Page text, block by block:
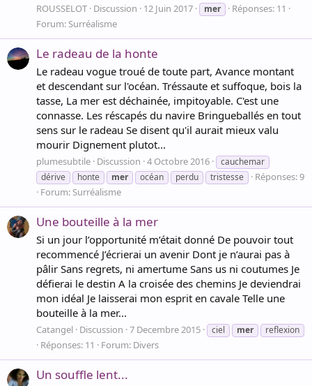
ROUSSELOT Discussion 12 Juin 2017 mer
Réponses: 11
Forum: Surréalisme
Le radeau de la honte
Le radeau vogue troué de toute part, Avance montant
et descendant sur l'océan. Tréssaute et suffoque, bois la
tasse, La mer est déchainée, impitoyable. C'est une
connasse. Les réscapés du navire Bringueballés en tout
sens sur le radeau Se disent qu'il aurait mieux valu
mourir Dignement plutot...
plumesubtile Discussion 4 Octobre 2016
cauchemar
dérive
honte mer océan perdu tristesse
Réponses: 9
Forum: Surréalisme
Une bouteille à la mer
Si un jour l’opportunité m’était donné De pouvoir tout
recommencé J’écrierai un avenir Dont je n’aurai pas à
pâlir Sans regrets, ni amertume Sans us ni coutumes Je
défierai le destin A la croisée des chemins Je deviendrai
mon idéal Je laisserai mon esprit en cavale Telle une
bouteille à la mer...
Catangel Discussion 7 Decembre 2015 ciel mer reflexion
Réponses: 11 Forum: Divers
Un souffle lent...